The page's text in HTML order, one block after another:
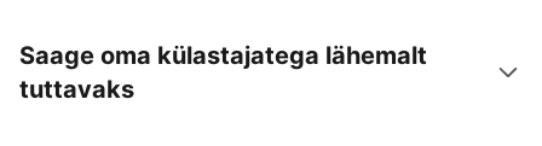
Saage oma külastajatega lähemalt
tuttavaks